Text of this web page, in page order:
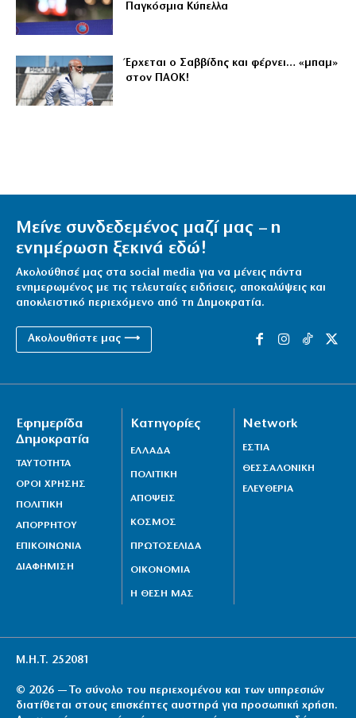
Παγκόσμια Κύπελλα
Έρχεται ο Σαββίδης και φέρνει… «μπαμ»
στον ΠΑΟΚ!
Μείνε συνδεδεμένος μαζί μας – η
ενημέρωση ξεκινά εδώ!
Ακολούθησέ μας στα social media για να μένεις πάντα
ενημερωμένος με τις τελευταίες ειδήσεις, αποκαλύψεις και
αποκλειστικό περιεχόμενο από τη Δημοκρατία.
Ακολουθήστε μας ⟶
Εφημερίδα
Δημοκρατία
ΤΑΥΤΟΤΗΤΑ
ΟΡΟΙ ΧΡΗΣΗΣ
ΠΟΛΙΤΙΚΗ
ΑΠΟΡΡΗΤΟΥ
ΕΠΙΚΟΙΝΩΝΙΑ
ΔΙΑΦΗΜΙΣΗ
Κατηγορίες
ΕΛΛΑΔΑ
ΠΟΛΙΤΙΚΗ
ΑΠΟΨΕΙΣ
ΚΟΣΜΟΣ
ΠΡΩΤΟΣΕΛΙΔΑ
ΟΙΚΟΝΟΜΙΑ
Η ΘΕΣΗ ΜΑΣ
Network
ΕΣΤΙΑ
ΘΕΣΣΑΛΟΝΙΚΗ
ΕΛΕΥΘΕΡΙΑ
Μ.Η.Τ. 252081
© 2026 — Το σύνολο του περιεχομένου και των υπηρεσιών
διατίθεται στους επισκέπτες αυστηρά για προσωπική χρήση.